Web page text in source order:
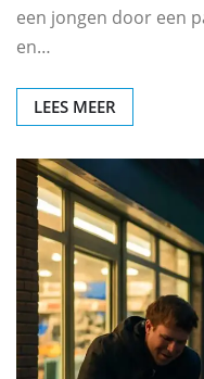
een jongen door een
en…
LEES MEER